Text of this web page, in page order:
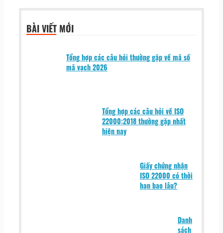
BÀI VIẾT MỚI
Tổng hợp các câu hỏi thường gặp về mã số
mã vạch 2026
Tổng hợp các câu hỏi về ISO
22000:2018 thường gặp nhất
hiện nay
Giấy chứng nhận
ISO 22000 có thời
hạn bao lâu?
Danh
sách